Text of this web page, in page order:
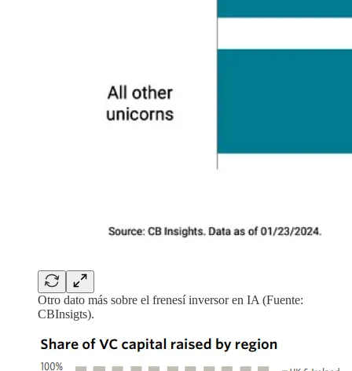
Otro dato más sobre el frenesí inversor en IA (Fuente:
CBInsigts).